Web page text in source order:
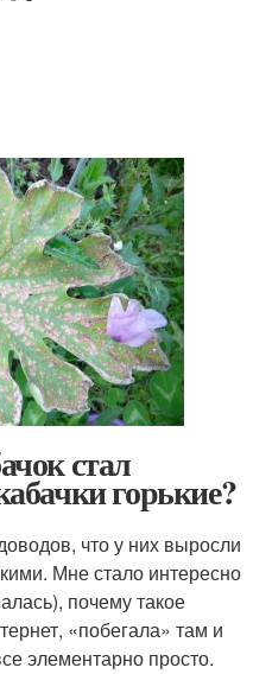
стал
горькие?
что у них выросли
Мне стало интересно
почему такое
«побегала» там и
элементарно просто.